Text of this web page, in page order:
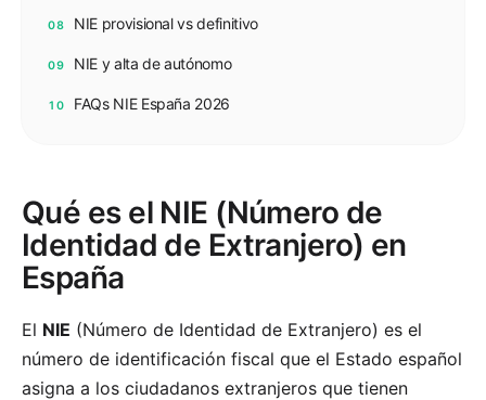
08 NIE provisional vs definitivo
09 NIE y alta de autónomo
10 FAQs NIE España 2026
Qué es el NIE (Número de
Identidad de Extranjero) en
España
El NIE (Número de Identidad de Extranjero) es el
número de identificación fiscal que el Estado español
asigna a los ciudadanos extranjeros que tienen